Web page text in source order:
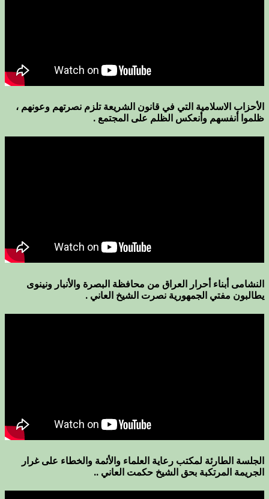
الأحزاب الاسلامية التي في قانون الشريعة تلزم نصرتهم وعونهم ،
ظلموا أنفسهم وأنعكس الظلم على المجتمع .
النشامى أبناء أحرار العراق من محافظة البصرة والأنبار ونينوى
يطالبون مفتي الجمهورية نصرت الشيخ العاني .
الجلسة الطارئة لمكتب رعاية العلماء والأئمة والخطاء على غرار
الجريمة المرتكبة بحق الشيخ حكمت العاني ..